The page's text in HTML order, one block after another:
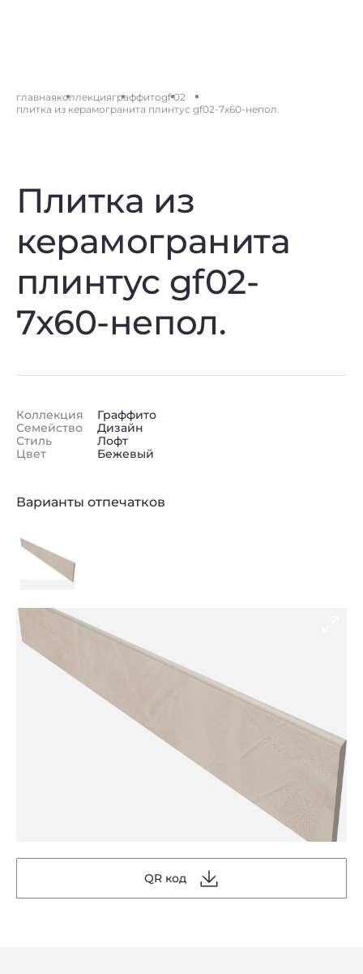
главнаяколлекцияграффитоgf 02
плитка из керамогранита плинтус gf02-7x60-непол.
Плитка из
керамогранита
плинтус gf02-
7x60-непол.
Коллекция
Семейство
Стиль
Цвет
Граффито
Дизайн
Лофт
Бежевый
Варианты отпечатков
QR код